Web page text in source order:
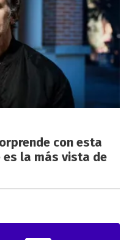
con esta
la más vista de